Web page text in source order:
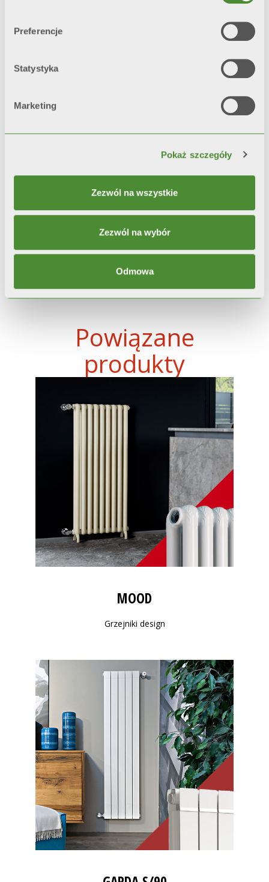
Preferencje
Statystyka
Marketing
Pokaż szczegóły
Zezwól na wszystkie
Zezwól na wybór
Odmowa
pojedynczą warstwą farby.
*test referencyjny: mgła solna i
Video
Powiązane
produkty
MOOD
Grzejniki design